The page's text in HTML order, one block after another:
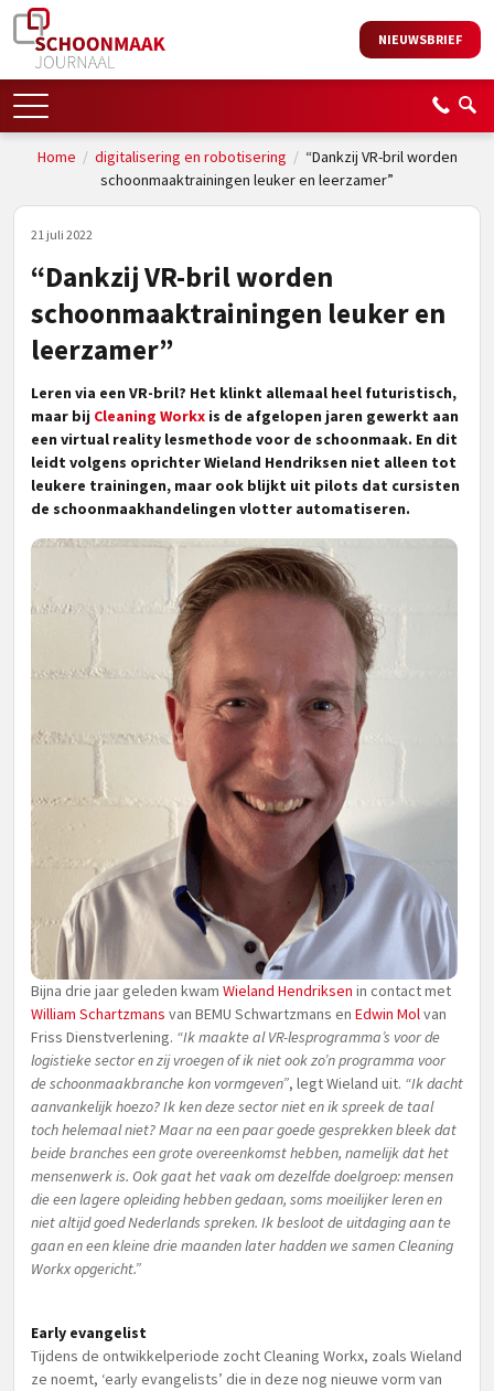
NIEUWSBRIEF
Home / digitalisering en robotisering / “Dankzij VR-bril worden
schoonmaaktrainingen leuker en leerzamer”
21 juli 2022
“Dankzij VR-bril worden
schoonmaaktrainingen leuker en
leerzamer”
Leren via een VR-bril? Het klinkt allemaal heel futuristisch,
maar bij Cleaning Workx is de afgelopen jaren gewerkt aan
een virtual reality lesmethode voor de schoonmaak. En dit
leidt volgens oprichter Wieland Hendriksen niet alleen tot
leukere trainingen, maar ook blijkt uit pilots dat cursisten
de schoonmaakhandelingen vlotter automatiseren.
Bijna drie jaar geleden kwam Wieland Hendriksen in contact met
William Schartzmans van BEMU Schwartzmans en Edwin Molvan
Friss Dienstverlening. “Ik maakte al VR-lesprogramma’s voor de
logistieke sector en zij vroegen of ik niet ook zo’n programma voor
de schoonmaakbranche kon vormgeven”, legt Wieland uit. “Ik dacht
aanvankelijk hoezo? Ik ken deze sector niet en ik spreek de taal
toch helemaal niet? Maar na een paar goede gesprekken bleek dat
beide branches een grote overeenkomst hebben, namelijk dat het
mensenwerk is. Ook gaat het vaak om dezelfde doelgroep: mensen
die een lagere opleiding hebben gedaan, soms moeilijker leren en
niet altijd goed Nederlands spreken. Ik besloot de uitdaging aan te
gaan en een kleine drie maanden later hadden we samen Cleaning
Workx opgericht.”
Early evangelist
Tijdens de ontwikkelperiode zocht Cleaning Workx, zoals Wieland
ze noemt, ‘early evangelists’ die in deze nog nieuwe vorm van